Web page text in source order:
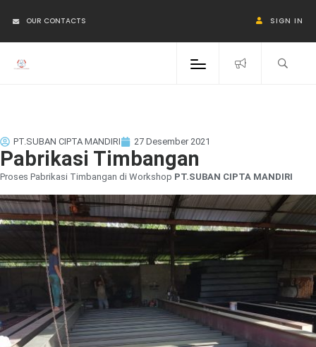
OUR CONTACTS SIGN IN
PT.SUBAN CIPTA MANDIRI 27 Desember 2021
Pabrikasi Timbangan
Proses Pabrikasi Timbangan di Workshop PT.SUBAN CIPTA MANDIRI